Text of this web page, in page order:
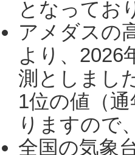
となってお
アメダスの
より、2026
測としまし
1位の値（
りますので
全国の気象